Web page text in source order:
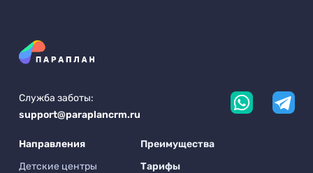
Служба заботы:
support@paraplancrm.ru
Направления
Детские центры
Преимущества
Тарифы